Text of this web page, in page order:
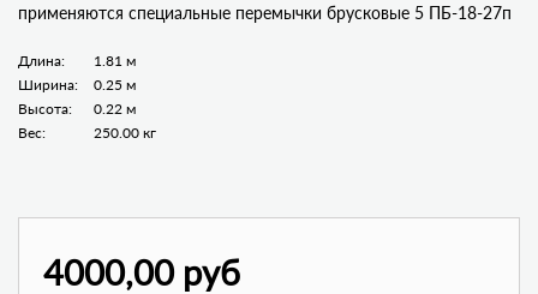
применяются специальные перемычки брусковые 5 ПБ-18-27п
Длина:
1.81 м
Ширина:
0.25 м
Высота:
0.22 м
Вес:
250.00 кг
4000,00 руб